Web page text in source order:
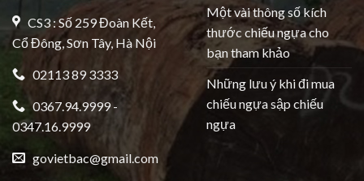
CS3 : Số 259 Đoàn Kết,
Cổ Đông, Sơn Tây, Hà Nội
02113 89 3333
0367.94.9999 -
0347.16.9999
govietbac@gmail.com
Một vài thông số kích
thước chiếu ngựa cho
bạn tham khảo
Những lưu ý khi đi mua
chiếu ngựa sập chiếu
ngựa